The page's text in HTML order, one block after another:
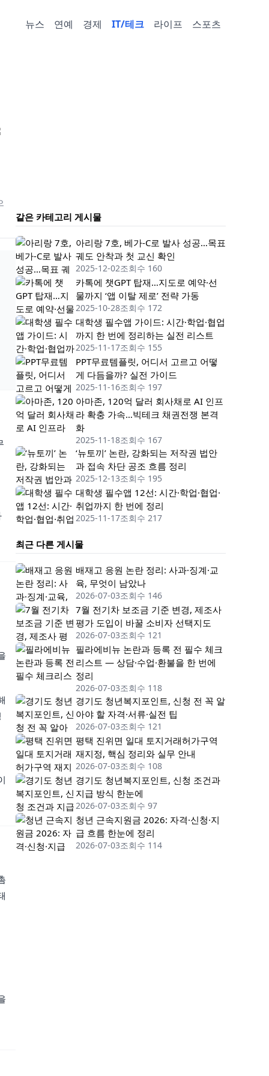
뉴스 연예 경제 IT/테크 라이프 스포츠
같은 카테고리 게시물
아리랑 7호, 베가-C로 발사 성공…목표
궤도 안착과 첫 교신 확인
2025-12-02조회수 160
카톡에 챗GPT 탑재…지도로 예약·선
물까지 ‘앱 이탈 제로’ 전략 가동
2025-10-28조회수 172
대학생 필수앱 가이드: 시간·학업·협업
까지 한 번에 정리하는 실전 리스트
2025-11-17조회수 155
PPT무료템플릿, 어디서 고르고 어떻
게 다듬을까? 실전 가이드
2025-11-16조회수 197
아마존, 120억 달러 회사채로 AI 인프
라 확충 가속…빅테크 채권전쟁 본격
화
2025-11-18조회수 167
‘뉴토끼’ 논란, 강화되는 저작권 법안
과 접속 차단 공조 흐름 정리
2025-12-13조회수 195
대학생 필수앱 12선: 시간·학업·협업·
취업까지 한 번에 정리
2025-11-17조회수 217
최근 다른 게시물
배재고 응원 논란 정리: 사과·징계·교
육, 무엇이 남았나
2026-07-03조회수 146
7월 전기차 보조금 기준 변경, 제조사
평가 도입이 바꿀 소비자 선택지도
2026-07-03조회수 121
필라에비뉴 논란과 등록 전 필수 체크
리스트 — 상담·수업·환불을 한 번에
정리
2026-07-03조회수 118
경기도 청년복지포인트, 신청 전 꼭 알
아야 할 자격·서류·실전 팁
2026-07-03조회수 121
평택 진위면 일대 토지거래허가구역
재지정, 핵심 정리와 실무 안내
2026-07-03조회수 108
경기도 청년복지포인트, 신청 조건과
지급 방식 한눈에
2026-07-03조회수 97
청년 근속지원금 2026: 자격·신청·지
급 흐름 한눈에 정리
2026-07-03조회수 114